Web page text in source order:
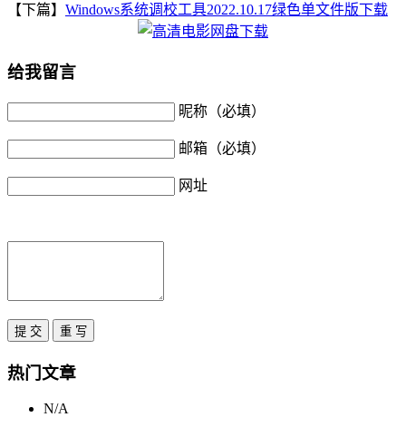
【下篇】 Windows系统调校工具2022.10.17绿色单文件版下载
给我留言
昵称（必填）
邮箱（必填）
网址
热门文章
N/A